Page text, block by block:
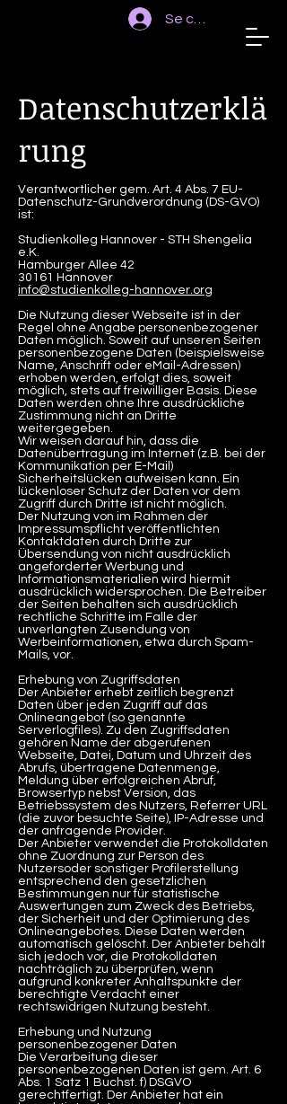
Se connecter
Datenschutzerklä
rung
Verantwortlicher gem. Art. 4 Abs. 7 EU-
Datenschutz-Grundverordnung (DS-GVO)
ist:
Studienkolleg Hannover - STH Shengelia
e.K.
Hamburger Allee 42
30161 Hannover
info@studienkolleg-hannover.org
Die Nutzung dieser Webseite ist in der
Regel ohne Angabe personenbezogener
Daten möglich. Soweit auf unseren Seiten
personenbezogene Daten (beispielsweise
Name, Anschrift oder eMail-Adressen)
erhoben werden, erfolgt dies, soweit
möglich, stets auf freiwilliger Basis. Diese
Daten werden ohne Ihre ausdrückliche
Zustimmung nicht an Dritte
weitergegeben.
Wir weisen darauf hin, dass die
Datenübertragung im Internet (z.B. bei der
Kommunikation per E-Mail)
Sicherheitslücken aufweisen kann. Ein
lückenloser Schutz der Daten vor dem
Zugriff durch Dritte ist nicht möglich.
Der Nutzung von im Rahmen der
Impressumspflicht veröffentlichten
Kontaktdaten durch Dritte zur
Übersendung von nicht ausdrücklich
angeforderter Werbung und
Informationsmaterialien wird hiermit
ausdrücklich widersprochen. Die Betreiber
der Seiten behalten sich ausdrücklich
rechtliche Schritte im Falle der
unverlangten Zusendung von
Werbeinformationen, etwa durch Spam-
Mails, vor.
Erhebung von Zugriffsdaten
Der Anbieter erhebt zeitlich begrenzt
Daten über jeden Zugriff auf das
Onlineangebot (so genannte
Serverlogfiles). Zu den Zugriffsdaten
gehören Name der abgerufenen
Webseite, Datei, Datum und Uhrzeit des
Abrufs, übertragene Datenmenge,
Meldung über erfolgreichen Abruf,
Browsertyp nebst Version, das
Betriebssystem des Nutzers, Referrer URL
(die zuvor besuchte Seite), IP-Adresse und
der anfragende Provider.
Der Anbieter verwendet die Protokolldaten
ohne Zuordnung zur Person des
Nutzersoder sonstiger Profilerstellung
entsprechend den gesetzlichen
Bestimmungen nur für statistische
Auswertungen zum Zweck des Betriebs,
der Sicherheit und der Optimierung des
Onlineangebotes. Diese Daten werden
automatisch gelöscht. Der Anbieter behält
sich jedoch vor, die Protokolldaten
nachträglich zu überprüfen, wenn
aufgrund konkreter Anhaltspunkte der
berechtigte Verdacht einer
rechtswidrigen Nutzung besteht.
Erhebung und Nutzung
personenbezogener Daten
Die Verarbeitung dieser
personenbezogenen Daten ist gem. Art. 6
Abs. 1 Satz 1 Buchst. f) DSGVO
gerechtfertigt. Der Anbieter hat ein